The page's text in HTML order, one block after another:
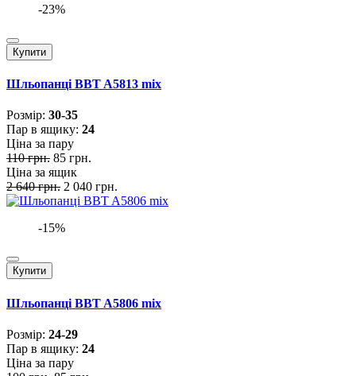
-23%
Купити
Шльопанці BBT A5813 mix
Розмiр: 30-35
Пар в ящику: 24
Ціна за пару
110 грн. 85 грн.
Ціна за ящик
2 640 грн. 2 040 грн.
-15%
Купити
Шльопанці BBT A5806 mix
Розмiр: 24-29
Пар в ящику: 24
Ціна за пару